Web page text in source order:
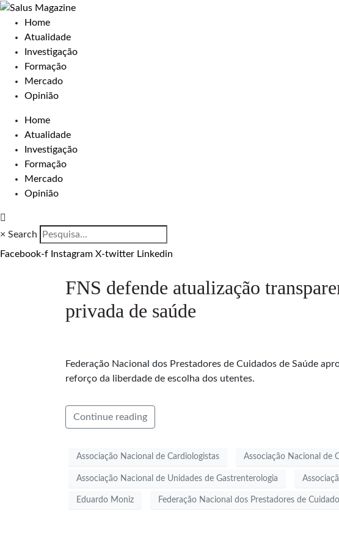
Home
Atualidade
Investigação
Formação
Mercado
Opinião
Home
Atualidade
Investigação
Formação
Mercado
Opinião
× Search
Facebook-f Instagram X-twitter Linkedin
FNS defende atualização
privada de saúde
Federação Nacional dos Prestadores de Cuidados de Saúde
reforço da liberdade de escolha dos utentes.
Continue reading
Associação Nacional de Cardiologistas Associação Nacional de
Associação Nacional de Unidades de Gastrenterologia
Eduardo Moniz Federação Nacional dos Prestadores de